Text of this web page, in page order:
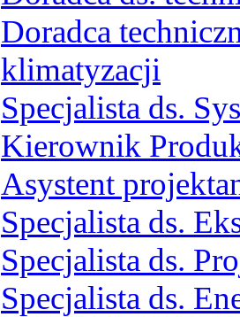
Doradca
klimatyzacji
Specjalista ds.
Kierownik
Asystent
Specjalista ds.
Specjalista ds.
Specjalista ds.